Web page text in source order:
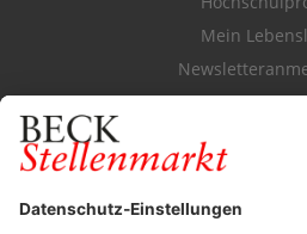
Mein
Durchsuchen Sie den
FÜR